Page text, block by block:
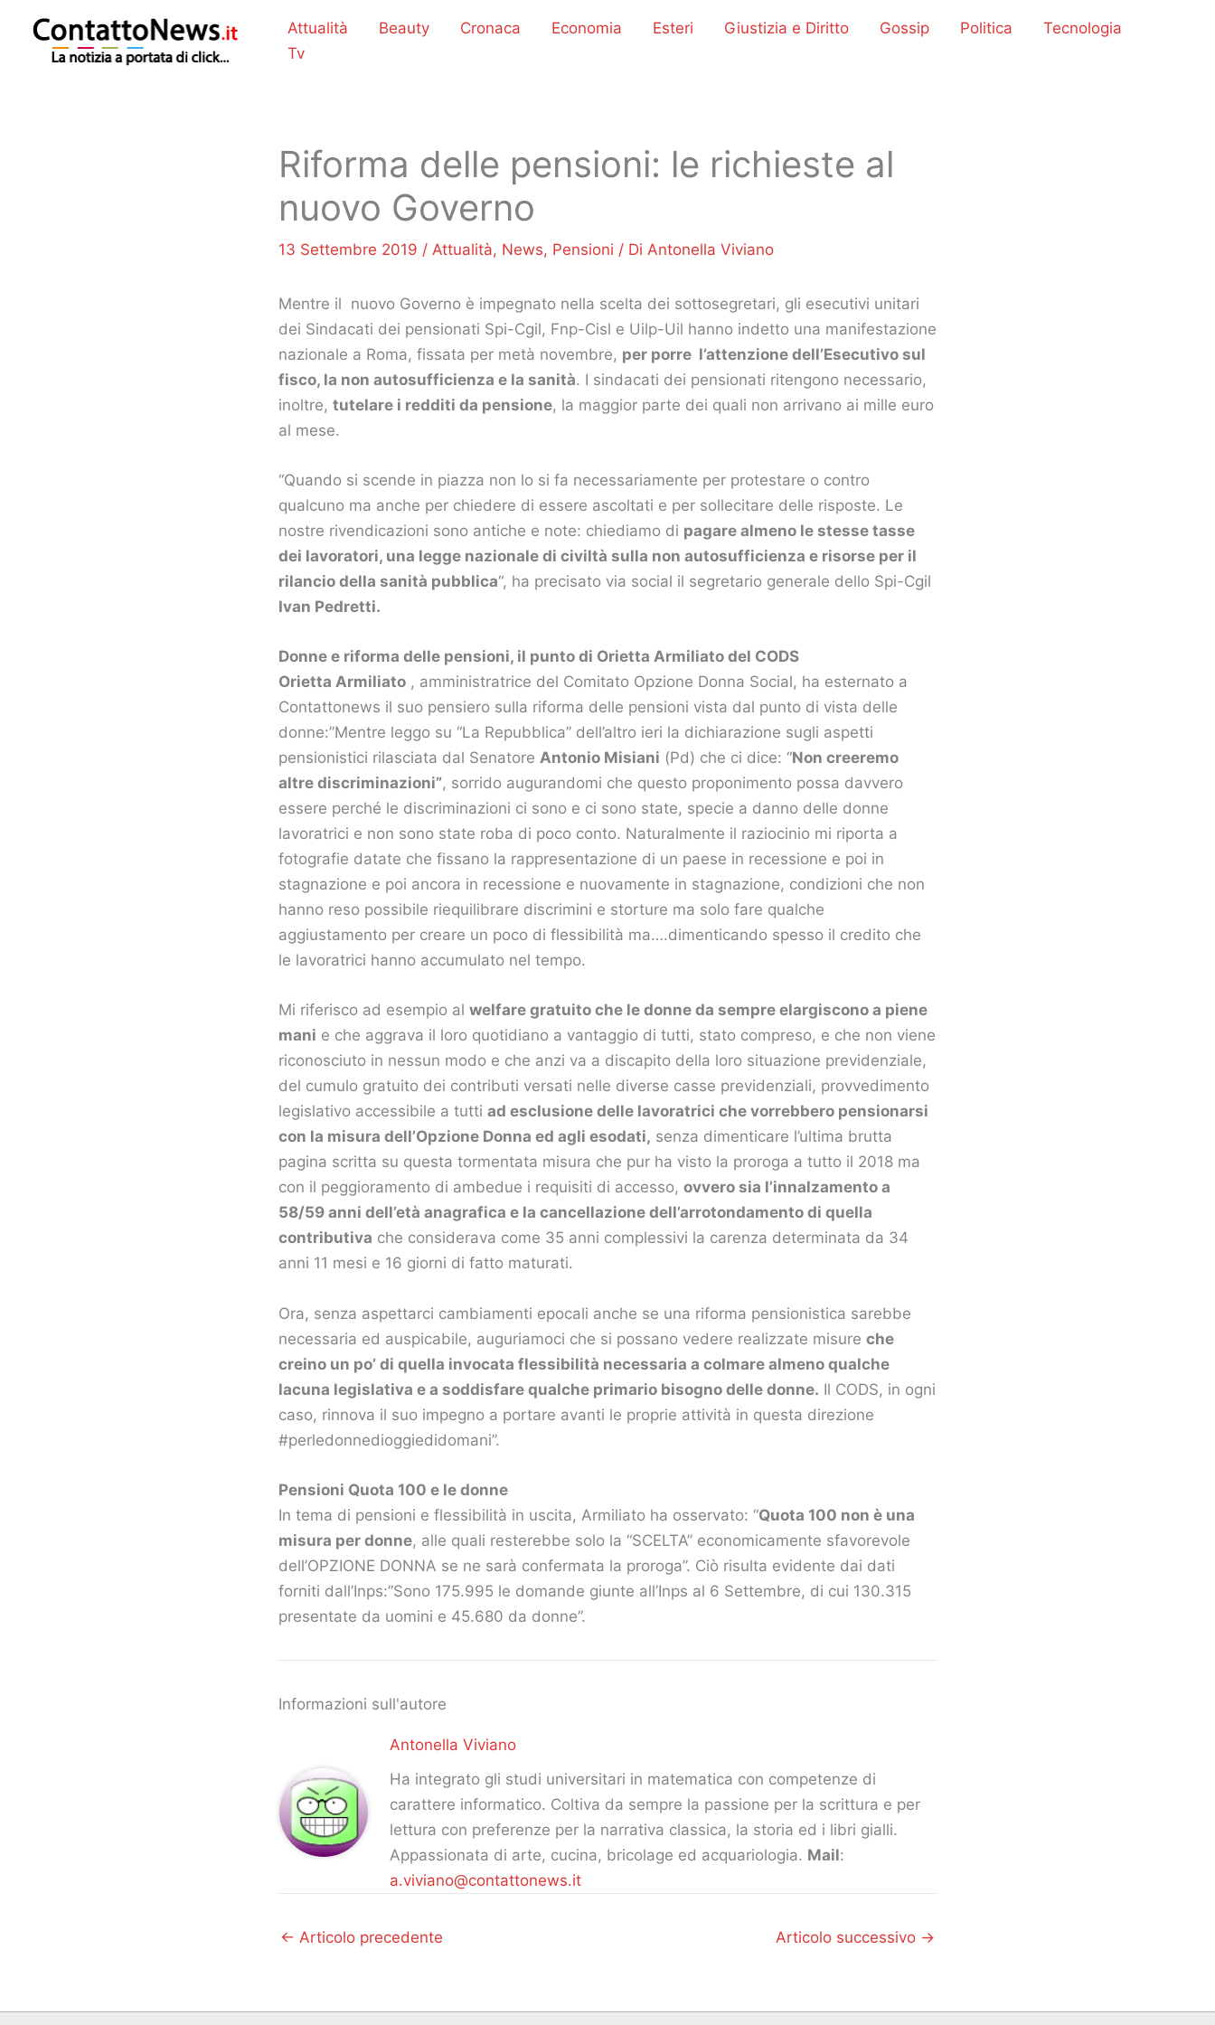
contenuto
Attualità Beauty Cronaca Economia Esteri Giustizia e Diritto Gossip Politica
Tecnologia
Tv
Riforma delle pensioni: le richieste al
nuovo Governo
13 Settembre 2019 / Attualità, News, Pensioni / Di Antonella Viviano
Mentre il nuovo Governo è impegnato nella scelta dei sottosegretari, gli esecutivi unitari
dei Sindacati dei pensionati Spi-Cgil, Fnp-Cisl e Uilp-Uil hanno indetto una manifestazione
nazionale a Roma, fissata per metà novembre, per porre l’attenzione dell’Esecutivo sul
fisco, la non autosufficienza e la sanità. I sindacati dei pensionati ritengono necessario,
inoltre, tutelare i redditi da pensione, la maggior parte dei quali non arrivano ai mille euro
al mese.
“Quando si scende in piazza non lo si fa necessariamente per protestare o contro
qualcuno ma anche per chiedere di essere ascoltati e per sollecitare delle risposte. Le
nostre rivendicazioni sono antiche e note: chiediamo di pagare almeno le stesse tasse
dei lavoratori, una legge nazionale di civiltà sulla non autosufficienza e risorse per il
rilancio della sanità pubblica“, ha precisato via social il segretario generale dello Spi-Cgil
Ivan Pedretti.
Donne e riforma delle pensioni, il punto di Orietta Armiliato del CODS
Orietta Armiliato , amministratrice del Comitato Opzione Donna Social, ha esternato a
Contattonews il suo pensiero sulla riforma delle pensioni vista dal punto di vista delle
donne:”Mentre leggo su “La Repubblica” dell’altro ieri la dichiarazione sugli aspetti
pensionistici rilasciata dal Senatore Antonio Misiani (Pd) che ci dice: “Non creeremo
altre discriminazioni”, sorrido augurandomi che questo proponimento possa davvero
essere perché le discriminazioni ci sono e ci sono state, specie a danno delle donne
lavoratrici e non sono state roba di poco conto. Naturalmente il raziocinio mi riporta a
fotografie datate che fissano la rappresentazione di un paese in recessione e poi in
stagnazione e poi ancora in recessione e nuovamente in stagnazione, condizioni che non
hanno reso possibile riequilibrare discrimini e storture ma solo fare qualche
aggiustamento per creare un poco di flessibilità ma….dimenticando spesso il credito che
le lavoratrici hanno accumulato nel tempo.
Mi riferisco ad esempio al welfare gratuito che le donne da sempre elargiscono a piene
mani e che aggrava il loro quotidiano a vantaggio di tutti, stato compreso, e che non viene
riconosciuto in nessun modo e che anzi va a discapito della loro situazione previdenziale,
del cumulo gratuito dei contributi versati nelle diverse casse previdenziali, provvedimento
legislativo accessibile a tutti ad esclusione delle lavoratrici che vorrebbero pensionarsi
con la misura dell’Opzione Donna ed agli esodati, senza dimenticare l’ultima brutta
pagina scritta su questa tormentata misura che pur ha visto la proroga a tutto il 2018 ma
con il peggioramento di ambedue i requisiti di accesso, ovvero sia l’innalzamento a
58/59 anni dell’età anagrafica e la cancellazione dell’arrotondamento di quella
contributiva che considerava come 35 anni complessivi la carenza determinata da 34
anni 11 mesi e 16 giorni di fatto maturati.
Ora, senza aspettarci cambiamenti epocali anche se una riforma pensionistica sarebbe
necessaria ed auspicabile, auguriamoci che si possano vedere realizzate misure che
creino un po’ di quella invocata flessibilità necessaria a colmare almeno qualche
lacuna legislativa e a soddisfare qualche primario bisogno delle donne. Il CODS, in ogni
caso, rinnova il suo impegno a portare avanti le proprie attività in questa direzione
#perledonnedioggiedidomani”.
Pensioni Quota 100 e le donne
In tema di pensioni e flessibilità in uscita, Armiliato ha osservato: “Quota 100 non è una
misura per donne, alle quali resterebbe solo la “SCELTA” economicamente sfavorevole
dell’OPZIONE DONNA se ne sarà confermata la proroga”. Ciò risulta evidente dai dati
forniti dall’Inps:”Sono 175.995 le domande giunte all’Inps al 6 Settembre, di cui 130.315
presentate da uomini e 45.680 da donne”.
Informazioni sull'autore
Antonella Viviano
Ha integrato gli studi universitari in matematica con competenze di
carattere informatico. Coltiva da sempre la passione per la scrittura e per
lettura con preferenze per la narrativa classica, la storia ed i libri gialli.
Appassionata di arte, cucina, bricolage ed acquariologia. Mail:
a.viviano@contattonews.it
← Articolo precedente Articolo successivo →